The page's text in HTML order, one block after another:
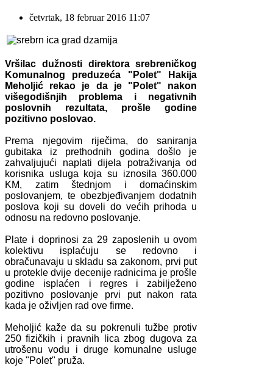
četvrtak, 18 februar 2016 11:07
Vršilac dužnosti direktora srebreničkog
Komunalnog preduzeća "Polet" Hakija
Meholjić rekao je da je "Polet" nakon
višegodišnjih problema i negativnih
poslovnih rezultata, prošle godine
pozitivno poslovao.
Prema njegovim riječima, do saniranja
gubitaka iz prethodnih godina došlo je
zahvaljujući naplati dijela potraživanja od
korisnika usluga koja su iznosila 360.000
KM, zatim štednjom i domaćinskim
poslovanjem, te obezbjeđivanjem dodatnih
poslova koji su doveli do većih prihoda u
odnosu na redovno poslovanje.
Plate i doprinosi za 29 zaposlenih u ovom
kolektivu isplaćuju se redovno i
obračunavaju u skladu sa zakonom, prvi put
u protekle dvije decenije radnicima je prošle
godine isplaćen i regres i zabilježeno
pozitivno poslovanje prvi put nakon rata
kada je oživljen rad ove firme.
Meholjić kaže da su pokrenuli tužbe protiv
250 fizičkih i pravnih lica zbog dugova za
utrošenu vodu i druge komunalne usluge
koje "Polet" pruža.